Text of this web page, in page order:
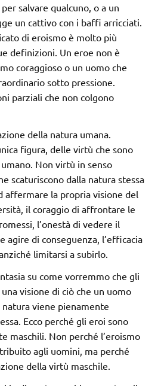
salvare qualcuno, o a un
un cattivo con i baffi arricciati.
di eroismo è molto più
definizioni. Un eroe non è
coraggioso o un uomo che
sotto pressione.
parziali che non colgono
della natura umana.
figura, delle virtù che sono
Non virtù in senso
scaturiscono dalla natura stessa
affermare la propria visione del
il coraggio di affrontare le
l’onestà di vedere il
agire di conseguenza, l’efficacia
limitarsi a subirlo.
su come vorremmo che gli
visione di ciò che un uomo
viene pienamente
Ecco perché gli eroi sono
maschili. Non perché l’eroismo
agli uomini, ma perché
della virtù maschile.